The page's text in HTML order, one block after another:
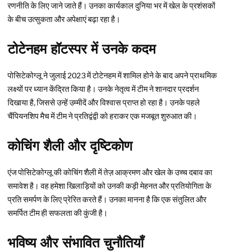
रणनीति के लिए जाने जाते हैं। उनका कार्यकाल दुनिया भर में खेल के प्रशंसकों
के बीच उत्सुकता और अपेक्षाएं बढ़ा रहा है।
टोटेनहम हॉटस्पर में उनके कदम
पोसिटेकोग्लू ने जुलाई 2023 में टोटेनहम में शामिल होने के बाद अपने प्राथमिक
लक्ष्यों पर ध्यान केंद्रित किया है। उनके नेतृत्व में टीम ने शानदार प्रदर्शन
दिखाया है, जिससे उन्हें उम्मीदें और विश्वास प्राप्त हो रहा है। उनके पहले
चैंपियनशिप मैच में टीम ने प्रतिद्वंद्वी को हराकर एक मजबूत शुरुआत की।
कोचिंग शैली और दृष्टिकोण
एंज पोसिटेकोग्लू की कोचिंग शैली में तेज़ आक्रमण और खेल के उच्च दबाव का
समावेश है। वह हमेशा खिलाड़ियों को उनकी कड़ी मेहनत और प्रतियोगिता के
प्रति समर्पण के लिए प्रेरित करते हैं। उनका मानना है कि एक संतुलित और
समर्पित टीम ही सफलता की कुंजी है।
भविष्य और संभावित चुनौतियाँ